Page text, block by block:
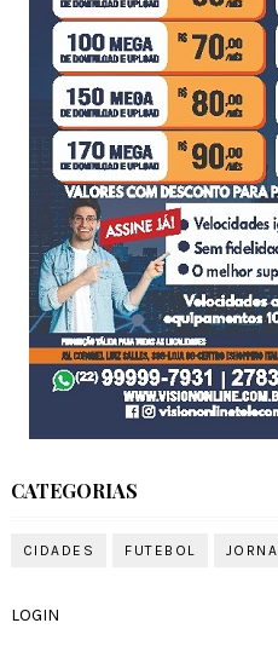
CATEGORIAS
CIDADES FUTEBOL
LOGIN